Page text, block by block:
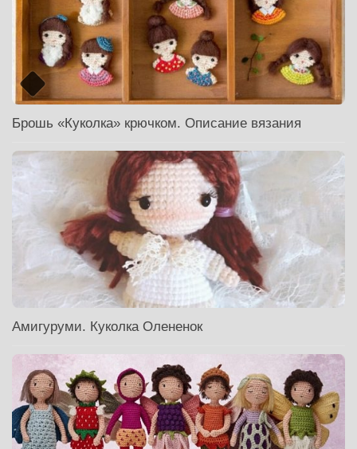
Брошь «Куколка» крючком. Описание вязания
Амигуруми. Куколка Олененок